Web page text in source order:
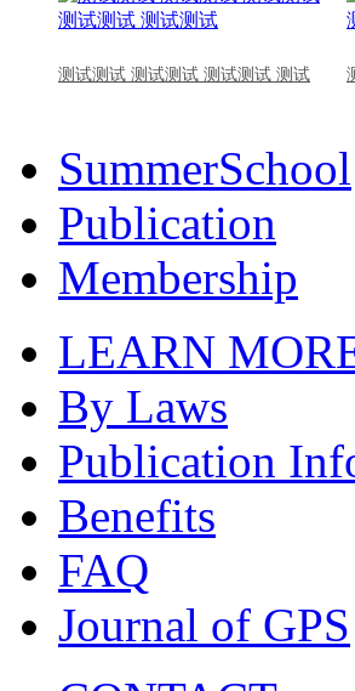
测试测试 测试测试 测试测试 测试
SummerSchool
Publication
Membership
LEARN
By Laws
Publication
Benefits
FAQ
Journal of GPS